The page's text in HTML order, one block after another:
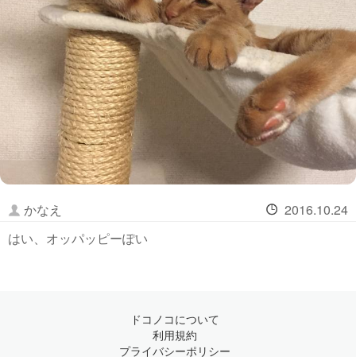
かなえ
2016.10.24
はい、オッパッピーぽい
ドコノコについて
利用規約
プライバシーポリシー